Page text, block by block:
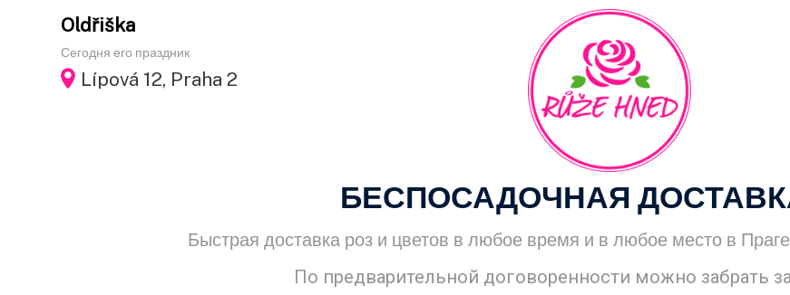
Oldřiška
Сегодня его праздник
Lípová 12, Praha 2
БЕСПОСАДОЧНАЯ
Быстрая доставка роз и цветов в любое время и в любое место в
По предварительной договоренности можно забрать